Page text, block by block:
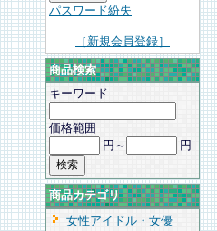
パスワード紛失
［新規会員登録］
商品検索
キーワード
価格範囲
円～
円
商品カテゴリ
女性アイドル・女優